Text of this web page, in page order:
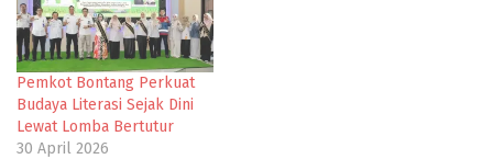
Pemkot Bontang Perkuat
Budaya Literasi Sejak Dini
Lewat Lomba Bertutur
30 April 2026